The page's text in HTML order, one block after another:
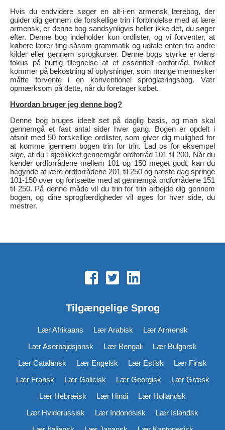
Hvis du endvidere søger en alt-i-en armensk lærebog, der
guider dig gennem de forskellige trin i forbindelse med at lære
armensk, er denne bog sandsynligvis heller ikke det, du søger
efter. Denne bog indeholder kun ordlister, og vi forventer, at
købere lærer ting såsom grammatik og udtale enten fra andre
kilder eller gennem sprogkurser. Denne bogs styrke er dens
fokus på hurtig tilegnelse af et essentielt ordforråd, hvilket
kommer på bekostning af oplysninger, som mange mennesker
måtte forvente i en konventionel sproglæringsbog. Vær
opmærksom på dette, når du foretager købet.
Hvordan bruger jeg denne bog?
Denne bog bruges ideelt set på daglig basis, og man skal
gennemgå et fast antal sider hver gang. Bogen er opdelt i
afsnit med 50 forskellige ordlister, som giver dig mulighed for
at komme igennem bogen trin for trin. Lad os for eksempel
sige, at du i øjeblikket gennemgår ordforråd 101 til 200. Når du
kender ordforrådene mellem 101 og 150 meget godt, kan du
begynde at lære ordforrådene 201 til 250 og næste dag springe
101-150 over og fortsætte med at gennemgå ordforrådene 151
til 250. På denne måde vil du trin for trin arbejde dig gennem
bogen, og dine sprogfærdigheder vil øges for hver side, du
mestrer.
Tilgængelige Sprog
Lær Afrikaans Lær Arabisk
Lær Armensk
Lær Aserbajdsjansk
Lær Bengali
Lær Bulgarsk
Lær Catalansk
Lær Engelsk Lær Estisk
Lær Finsk
Lær Fransk
Lær Galicisk Lær Georgisk
Lær Græsk
Lær Hebræisk
Lær Hindi
Lær Hollandsk
Lær Hviderussisk
Lær Indonesisk
Lær Islandsk